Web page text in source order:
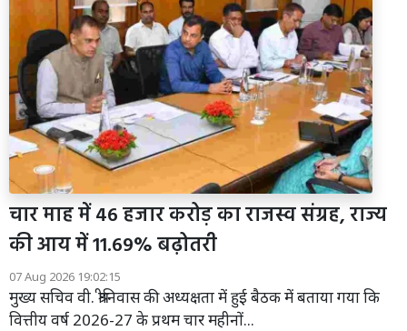
चार माह में 46 हजार करोड़ का राजस्व संग्रह, राज्य
की आय में 11.69% बढ़ोतरी
07 Aug 2026 19:02:15
मुख्य सचिव वी. श्रीनिवास की अध्यक्षता में हुई बैठक में बताया गया कि
वित्तीय वर्ष 2026-27 के प्रथम चार महीनों...